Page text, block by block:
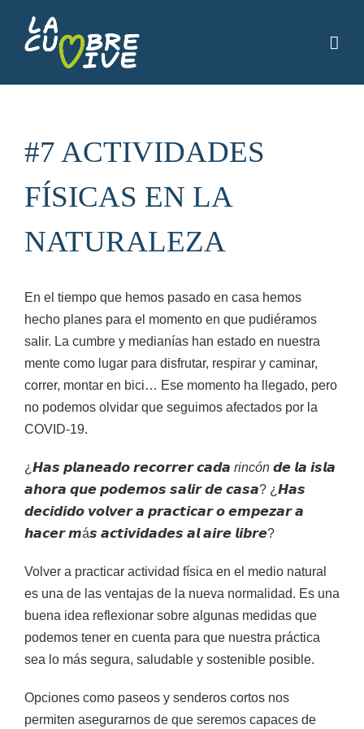
contenido
#7 ACTIVIDADES
FÍSICAS EN LA
NATURALEZA
En el tiempo que hemos pasado en casa hemos
hecho planes para el momento en que pudiéramos
salir. La cumbre y medianías han estado en nuestra
mente como lugar para disfrutar, respirar y caminar,
correr, montar en bici… Ese momento ha llegado, pero
no podemos olvidar que seguimos afectados por la
COVID-19.
¿𝙃𝙖𝙨 𝙥𝙡𝙖𝙣𝙚𝙖𝙙𝙤 𝙧𝙚𝙘𝙤𝙧𝙧𝙚𝙧 𝙘𝙖𝙙𝙖 rincón 𝙙𝙚 𝙡𝙖 𝙞𝙨𝙡𝙖
𝙖𝙝𝙤𝙧𝙖 𝙦𝙪𝙚 𝙥𝙤𝙙𝙚𝙢𝙤𝙨 𝙨𝙖𝙡𝙞𝙧 𝙙𝙚 𝙘𝙖𝙨𝙖? ¿𝙃𝙖𝙨
𝙙𝙚𝙘𝙞𝙙𝙞𝙙𝙤 𝙫𝙤𝙡𝙫𝙚𝙧 𝙖 𝙥𝙧𝙖𝙘𝙩𝙞𝙘𝙖𝙧 𝙤 𝙚𝙢𝙥𝙚𝙯𝙖𝙧 𝙖
𝙝𝙖𝙘𝙚𝙧 𝙢á𝙨 𝙖𝙘𝙩𝙞𝙫𝙞𝙙𝙖𝙙𝙚𝙨 𝙖𝙡 𝙖𝙞𝙧𝙚 𝙡𝙞𝙗𝙧𝙚?
Volver a practicar actividad física en el medio natural
es una de las ventajas de la nueva normalidad. Es una
buena idea reflexionar sobre algunas medidas que
podemos tener en cuenta para que nuestra práctica
sea lo más segura, saludable y sostenible posible.
Opciones como paseos y senderos cortos nos
permiten asegurarnos de que seremos capaces de